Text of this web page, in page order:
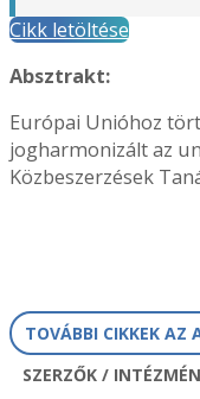
Cikk letöltése
Absztrakt:
Európai Unióhoz
jogharmonizált az
Közbeszerzések
TOVÁBBI CIKKEK AZ
SZERZŐK /